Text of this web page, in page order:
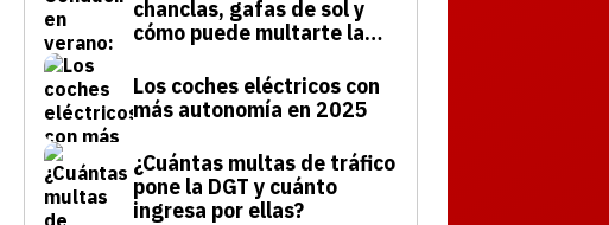
chanclas, gafas de sol y
cómo puede multarte la
Los coches eléctricos con
más autonomía en 2025
¿Cuántas multas de tráfico
pone la DGT y cuánto
ingresa por ellas?